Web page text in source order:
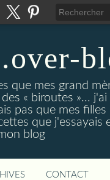
que mes grand
« biroutes »...
pas que mes
que j'essayais
blog
CONTACT